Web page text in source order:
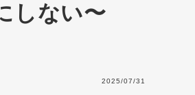
しない〜
2025/07/31